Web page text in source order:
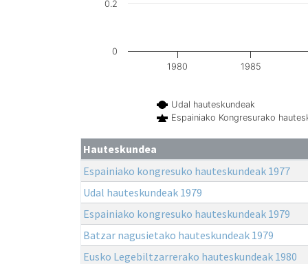
Udal hauteskundeak
Espainiako Kongresurako
1980 1985
0
0.2
Hauteskundea
Espainiako kongresuko hauteskundeak 1977
Udal hauteskundeak 1979
Espainiako kongresuko hauteskundeak 1979
Batzar nagusietako hauteskundeak 1979
Eusko Legebiltzarrerako hauteskundeak 1980